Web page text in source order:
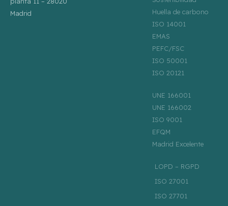
Madrid
Huella de carbono
ISO 14001
EMAS
PEFC/FSC
ISO 50001
ISO 20121
UNE 166001
UNE 166002
ISO 9001
EFQM
Madrid Excelente
LOPD – RGPD
ISO 27001
ISO 27701